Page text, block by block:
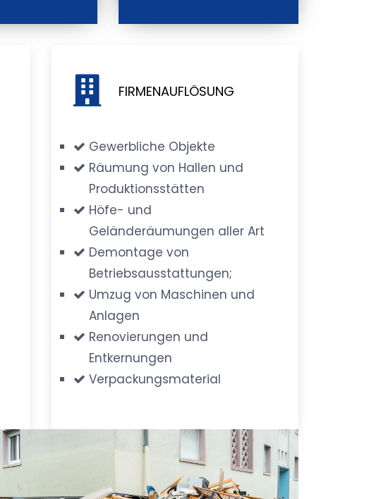
FIRMENAUFLÖSUNG
Gewerbliche Objekte
Räumung von Hallen und
Produktionsstätten
Höfe- und
Geländeräumungen aller Art
Demontage von
Betriebsausstattungen;
Umzug von Maschinen und
Anlagen
Renovierungen und
Entkernungen
Verpackungsmaterial